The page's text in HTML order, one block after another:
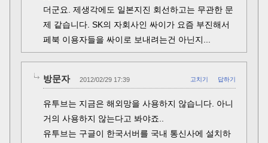
더군요. 제생각에도 일본지진 회선하고는 무관한 문
제 같습니다. SK의 자회사인 싸이가 요즘 부진해서
페북 이용자들을 싸이로 보내려는건 아닌지...
방문자 2012/02/29 17:39 고치기 답하기
유투브는 지금은 해외망을 사용하지 않습니다. 아니
거의 사용하지 않는다고 봐야죠..
유투브는 구글이 한국서버를 국내 통신사에 설치하